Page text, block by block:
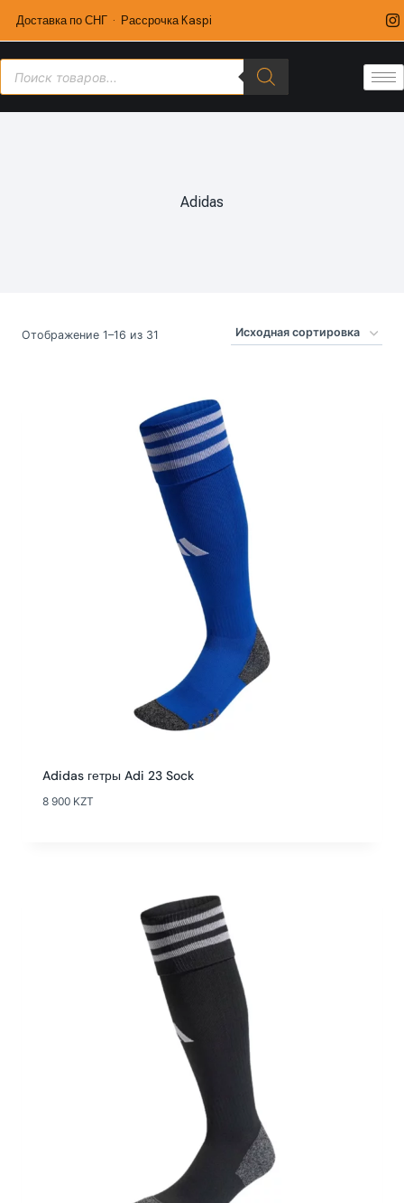
Доставка по СНГ · Рассрочка Kaspi
Adidas
Отображение 1–16 из 31
Adidas гетры Adi 23 Sock
8 900 KZT